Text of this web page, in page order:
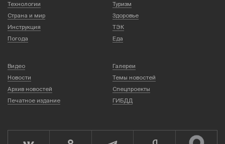
Технологии
Туризм
Страна и мир
Здоровье
Инструкция
ТЭК
Погода
Еда
Видео
Галереи
Новости
Темы новостей
Архив новостей
Спецпроекты
Печатное издание
ГИБДД